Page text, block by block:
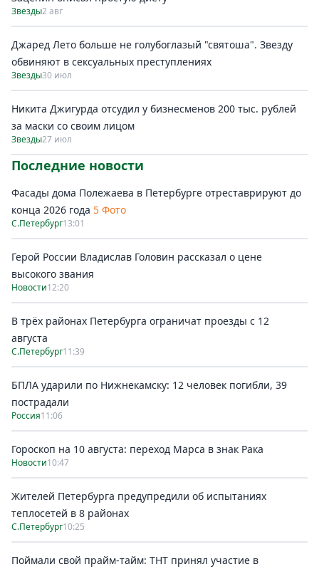
Звезды2 авг
Джаред Лето больше не голубоглазый "святоша". Звезду
обвиняют в сексуальных преступлениях
Звезды30 июл
Никита Джигурда отсудил у бизнесменов 200 тыс. рублей
за маски со своим лицом
Звезды27 июл
Последние новости
Фасады дома Полежаева в Петербурге отреставрируют до
конца 2026 года 5 Фото
С.Петербург13:01
Герой России Владислав Головин рассказал о цене
высокого звания
Новости12:20
В трёх районах Петербурга ограничат проезды с 12
августа
С.Петербург11:39
БПЛА ударили по Нижнекамску: 12 человек погибли, 39
пострадали
Россия11:06
Гороскоп на 10 августа: переход Марса в знак Рака
Новости10:47
Жителей Петербурга предупредили об испытаниях
теплосетей в 8 районах
С.Петербург10:25
Поймали свой прайм-тайм: ТНТ принял участие в